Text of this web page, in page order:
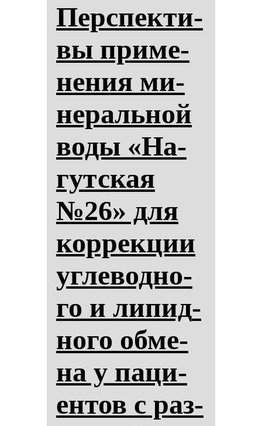
Пер­спек­ти­
вы при­ме­
не­ния ми­
не­раль­ной
во­ды «На­
гут­ская
№26» для
кор­рек­ции
уг­ле­вод­но­
го и ли­пид­
но­го об­ме­
на у па­ци­
ен­тов с раз­